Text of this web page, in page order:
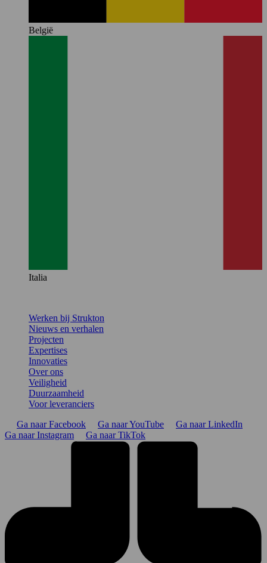
België
Italia
Werken bij Strukton
Nieuws en verhalen
Projecten
Expertises
Innovaties
Over ons
Veiligheid
Duurzaamheid
Voor leveranciers
Ga naar Facebook
Ga naar YouTube
Ga naar LinkedIn
Ga naar Instagram
Ga naar TikTok